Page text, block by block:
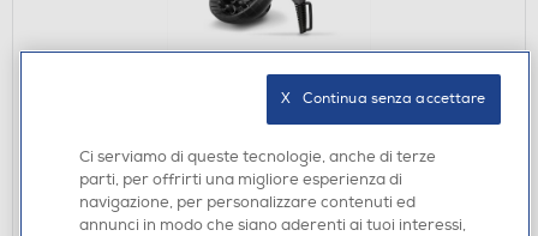
BABYLISS - 6709DE-Nero/Bronzo
Acquisto online:disponibile
Ritiro in negozio in 30' gratuito: verifica
Ci serviamo di queste tecnologie, anche di terze
parti, per offrirti una migliore esperienza di
navigazione, per personalizzare contenuti ed
annunci in modo che siano aderenti ai tuoi interessi,
X   Continua senza accettare